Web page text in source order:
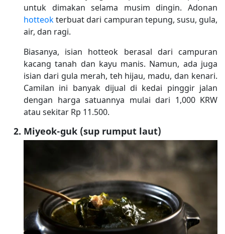
untuk dimakan selama musim dingin. Adonan
hotteokterbuat dari campuran tepung, susu, gula,
air, dan ragi.
Biasanya, isian hotteok berasal dari campuran
kacang tanah dan kayu manis. Namun, ada juga
isian dari gula merah, teh hijau, madu, dan kenari.
Camilan ini banyak dijual di kedai pinggir jalan
dengan harga satuannya mulai dari 1,000 KRW
atau sekitar Rp 11.500.
Miyeok-guk (sup rumput laut)